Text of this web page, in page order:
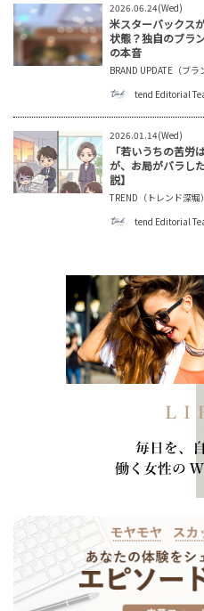
2026.06.24(Wed)
米スターバックス
状態？独自のブラ
の本音
BRAND UPDATE（ブラ
tend Editorial
2026.01.14(Wed)
「若いうちの苦
が、お局がバラし
説】
TREND（トレンド深堀）
tend Editorial